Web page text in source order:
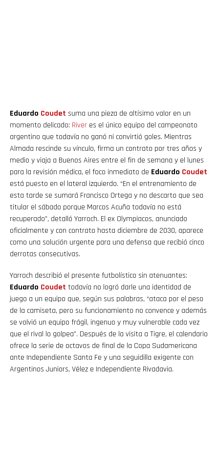
Eduardo Coudet suma una pieza de altísimo valor en un
momento delicado: River es el único equipo del campeonato
argentino que todavía no ganó ni convirtió goles. Mientras
Almada rescinde su vínculo, firma un contrato por tres años y
medio y viaja a Buenos Aires entre el fin de semana y el lunes
para la revisión médica, el foco inmediato de Eduardo Coudet
está puesto en el lateral izquierdo. “En el entrenamiento de
esta tarde se sumará Francisco Ortega y no descarto que sea
titular el sábado porque Marcos Acuña todavía no está
recuperado”, detalló Yarroch. El ex Olympiacos, anunciado
oficialmente y con contrato hasta diciembre de 2030, aparece
como una solución urgente para una defensa que recibió cinco
derrotas consecutivas.
Yarroch describió el presente futbolístico sin atenuantes:
Eduardo Coudet todavía no logró darle una identidad de
juego a un equipo que, según sus palabras, “ataca por el peso
de la camiseta, pero su funcionamiento no convence y además
se volvió un equipo frágil, ingenuo y muy vulnerable cada vez
que el rival lo golpea”. Después de la visita a Tigre, el calendario
ofrece la serie de octavos de final de la Copa Sudamericana
ante Independiente Santa Fe y una seguidilla exigente con
Argentinos Juniors, Vélez e Independiente Rivadavia.